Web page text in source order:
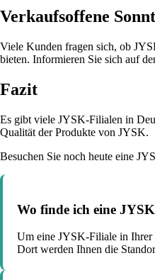
Verkaufsoffene
Viele Kunden fragen sich, ob
bieten. Informieren Sie sich auf
Fazit
Es gibt viele JYSK-Filialen in
Qualität der Produkte von JYSK.
Besuchen Sie noch heute eine
Wo finde ich eine
Um eine JYSK-Filiale in Ihrer
Dort werden Ihnen die